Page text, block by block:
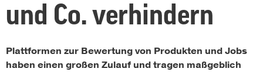
und Co. verhindern
Plattformen zur Bewertung von Produkten und Jobs
haben einen großen Zulauf und tragen maßgeblich